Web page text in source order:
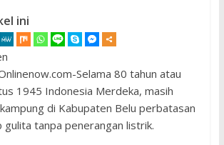
ini
Selama 80 tahun atau
1945 Indonesia Merdeka, masih
di Kabupaten Belu perbatasan
gulita tanpa penerangan listrik.